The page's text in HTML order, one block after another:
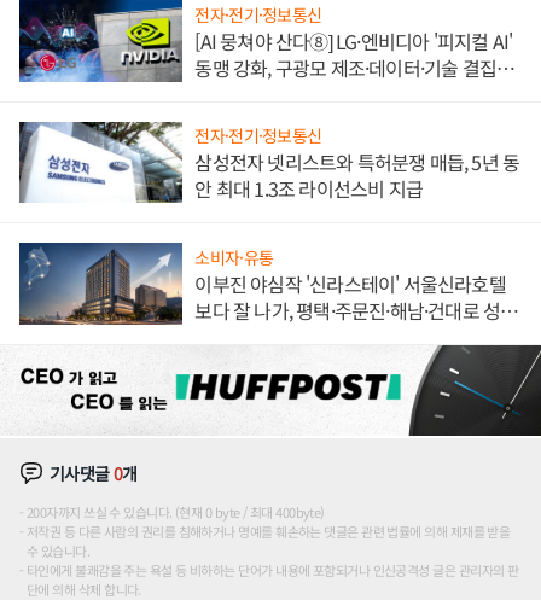
전자·전기·정보통신
[AI 뭉쳐야 산다⑧] LG·엔비디아 '피지컬 AI'
동맹 강화, 구광모 제조·데이터·기술 결집
전자·전기·정보통신
삼성전자 넷리스트와 특허분쟁 매듭, 5년 동
안 최대 1.3조 라이선스비 지급
소비자·유통
이부진 야심작 '신라스테이' 서울신라호텔
보다 잘 나가, 평택·주문진·해남·건대로 성
기사댓글0개
200자까지 쓰실 수 있습니다. (현재 0 byte / 최대 400byte)
저작권 등 다른 사람의 권리를 침해하거나 명예를 훼손하는 댓글은 관련 법률에 의해 제재를 받을
수 있습니다.
타인에게 불쾌감을 주는 욕설 등 비하하는 단어가 내용에 포함되거나 인신공격성 글은 관리자의 판
단에 의해 삭제 합니다.